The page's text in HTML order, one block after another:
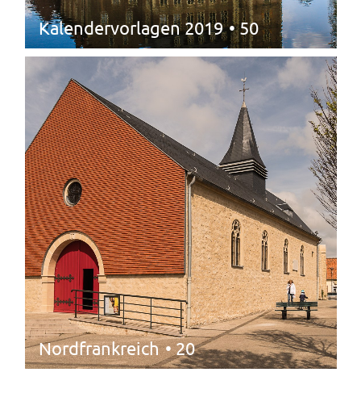
Kalendervorlagen 2019 • 50
Nordfrankreich • 20